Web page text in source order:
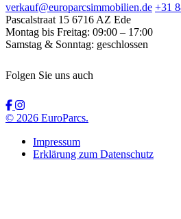
verkauf@europarcsimmobilien.de +31
Pascalstraat 15 6716 AZ Ede
Montag bis Freitag: 09:00 – 17:00
Samstag & Sonntag: geschlossen
Folgen Sie uns auch
© 2026 EuroParcs.
Impressum
Erklärung zum Datenschutz